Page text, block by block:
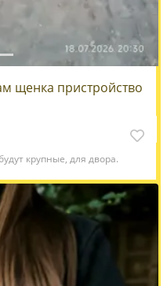
щенка пристройство
крупные, для двора.